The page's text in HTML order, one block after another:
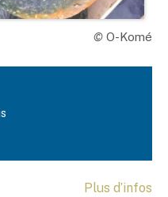
© O-Komé
Plus d’infos